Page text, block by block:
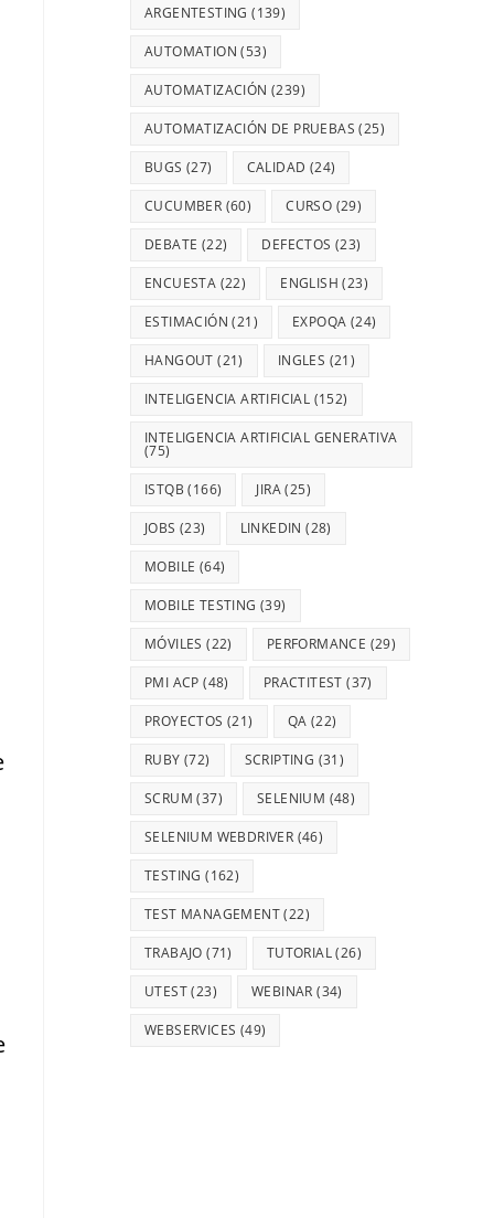
ARGENTESTING (139)
AUTOMATION (53)
AUTOMATIZACIÓN (239)
AUTOMATIZACIÓN DE PRUEBAS (25)
BUGS (27) CALIDAD (24)
CUCUMBER (60) CURSO (29)
DEBATE (22) DEFECTOS (23)
ENCUESTA (22) ENGLISH (23)
ESTIMACIÓN (21) EXPOQA (24)
HANGOUT (21) INGLES (21)
INTELIGENCIA ARTIFICIAL (152)
INTELIGENCIA ARTIFICIAL GENERATIVA
(75)
ISTQB (166) JIRA(25)
JOBS (23) LINKEDIN (28)
MOBILE (64)
MOBILE TESTING (39)
MÓVILES (22) PERFORMANCE (29)
PMI ACP (48) PRACTITEST (37)
PROYECTOS (21) QA (22)
RUBY (72) SCRIPTING (31)
SCRUM (37) SELENIUM (48)
SELENIUM WEBDRIVER (46)
TESTING (162)
TEST MANAGEMENT(22)
TRABAJO (71) TUTORIAL(26)
UTEST(23) WEBINAR (34)
WEBSERVICES (49)